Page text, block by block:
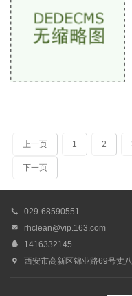
上一页 1 2
下一页
 029-68590551
 rhclean@vip.163.com
 1416332145
 西安市高新区锦业路69号丈